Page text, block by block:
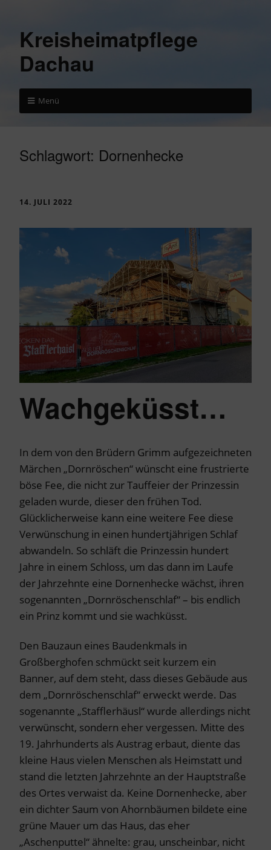
Kreisheimatpflege
Dachau
Menü
Schlagwort: Dornenhecke
14. JULI 2022
Wachgeküsst…
In dem von den Brüdern Grimm aufgezeichneten
Märchen „Dornröschen“ wünscht eine frustrierte
böse Fee, die nicht zur Tauffeier der Prinzessin
geladen wurde, dieser den frühen Tod.
Glücklicherweise kann eine weitere Fee diese
Verwünschung in einen hundertjährigen Schlaf
abwandeln. So schläft die Prinzessin hundert
Jahre in einem Schloss, um das dann im Laufe
der Jahrzehnte eine Dornenhecke wächst, ihren
sogenannten „Dornröschenschlaf“ – bis endlich
ein Prinz kommt und sie wachküsst.
Den Bauzaun eines Baudenkmals in
Großberghofen schmückt seit kurzem ein
Banner, auf dem steht, dass dieses Gebäude aus
dem „Dornröschenschlaf“ erweckt werde. Das
sogenannte „Stafflerhäusl“ wurde allerdings nicht
verwünscht, sondern eher vergessen. Mitte des
19. Jahrhunderts als Austrag erbaut, diente das
kleine Haus vielen Menschen als Heimstatt und
stand die letzten Jahrzehnte an der Hauptstraße
des Ortes verwaist da. Keine Dornenhecke, aber
ein dichter Saum von Ahornbäumen bildete eine
grüne Mauer um das Haus, das eher
„Aschenputtel“ ähnelte: grau, unscheinbar, nicht